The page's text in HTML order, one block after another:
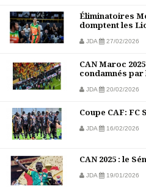
Éliminatoires
domptent les
JDA 27/02/2026
CAN Maroc
condamnés par
JDA 20/02/2026
Coupe CAF: FC
JDA 16/02/2026
CAN 2025 : le
JDA 19/01/2026